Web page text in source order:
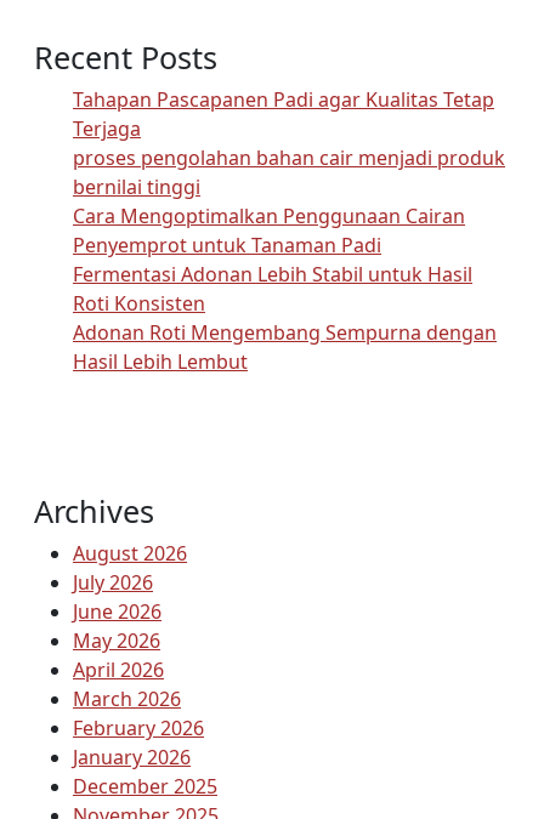
Recent Posts
Tahapan Pascapanen Padi agar Kualitas Tetap
Terjaga
proses pengolahan bahan cair menjadi produk
bernilai tinggi
Cara Mengoptimalkan Penggunaan Cairan
Penyemprot untuk Tanaman Padi
Fermentasi Adonan Lebih Stabil untuk Hasil
Roti Konsisten
Adonan Roti Mengembang Sempurna dengan
Hasil Lebih Lembut
Archives
August 2026
July 2026
June 2026
May 2026
April 2026
March 2026
February 2026
January 2026
December 2025